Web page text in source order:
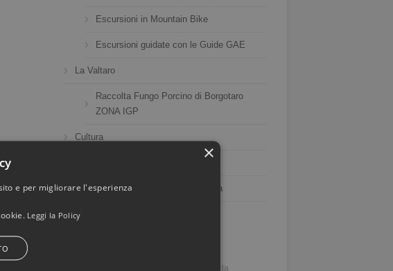
Escursioni in Mountain Bike
Escursioni guidate con le Guide GAE
La Valtaro
Raccolta Fungo Porcino di Borgotaro
ZONA IGP
Cultura
Seminario Vescovile di Bedonia
Cenone di Capodanno e dopo la
×
e per migliorare l'esperienza
Leggi la Policy